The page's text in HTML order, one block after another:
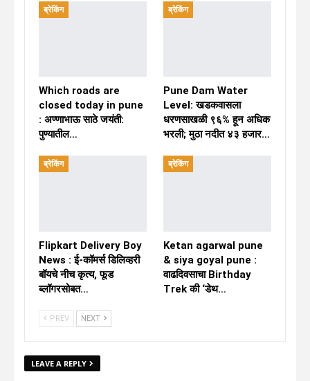
ब्रेकिंग
Which roads are
closed today in pune
: अण्णाभाऊ साठे जयंती:
पुण्यातील…
ब्रेकिंग
Pune Dam Water
Level: खडकवासला
धरणसाखळी ९६% हून अधिक
भरली; मुठा नदीत ४३ हजार…
ब्रेकिंग
Flipkart Delivery Boy
News : ई-कॉमर्स डिलिव्हरी
बॉयचे नीच कृत्य, फूड
ब्लॉगरसोबत…
ब्रेकिंग
Ketan agarwal pune
& siya goyal pune :
वाढदिवसाचा Birthday
Trek की ‘डेथ…
PREV NEXT
LEAVE A REPLY